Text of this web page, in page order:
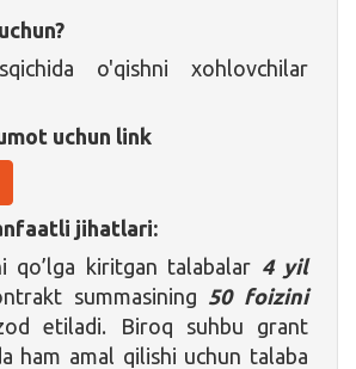
o'qishni xohlovchilar
uchun link
jihatlari:
qo’lga kiritgan talabalar 4 yil
summasining 50 foizini
etiladi. Biroq suhbu grant
ham amal qilishi uchun talaba